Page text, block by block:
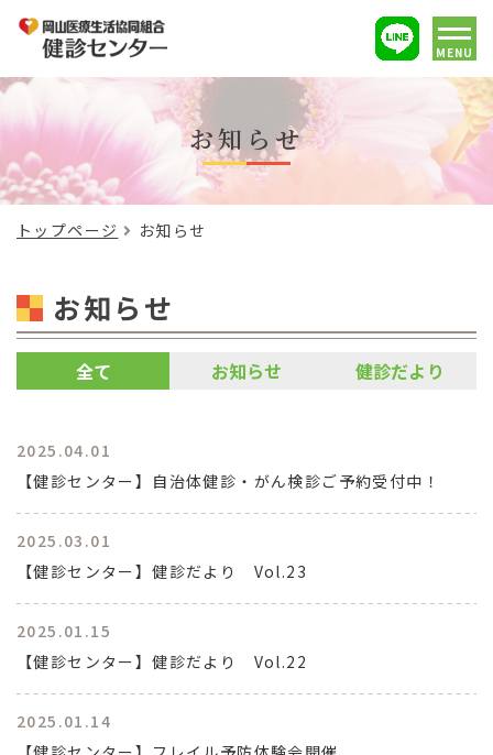
MENU
お知らせ
トップページ お知らせ
お知らせ
全て お知らせ 健診だより
2025.04.01
【健診センター】自治体健診・がん検診ご予約受付中！
2025.03.01
【健診センター】健診だより Vol.23
2025.01.15
【健診センター】健診だより Vol.22
2025.01.14